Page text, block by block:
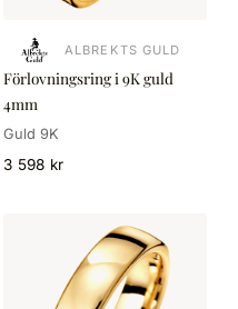
ALBREKTS GULD
Förlovningsring i 9K guld
4mm
Guld 9K
3 598 kr